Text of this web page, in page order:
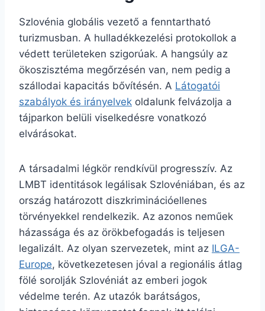
Szlovénia globális vezető a fenntartható
turizmusban. A hulladékkezelési protokollok a
védett területeken szigorúak. A hangsúly az
ökoszisztéma megőrzésén van, nem pedig a
szállodai kapacitás bővítésén. A Látogatói
szabályok és irányelvek oldalunk felvázolja a
tájparkon belüli viselkedésre vonatkozó
elvárásokat.
A társadalmi légkör rendkívül progresszív. Az
LMBT identitások legálisak Szlovéniában, és az
ország határozott diszkriminációellenes
törvényekkel rendelkezik. Az azonos neműek
házassága és az örökbefogadás is teljesen
legalizált. Az olyan szervezetek, mint az ILGA-
Europe, következetesen jóval a regionális átlag
fölé sorolják Szlovéniát az emberi jogok
védelme terén. Az utazók barátságos,